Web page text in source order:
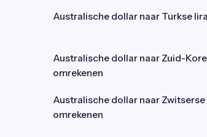
Australische dollar naar Turkse
Australische dollar naar Zuid-
omrekenen
Australische dollar naar
omrekenen